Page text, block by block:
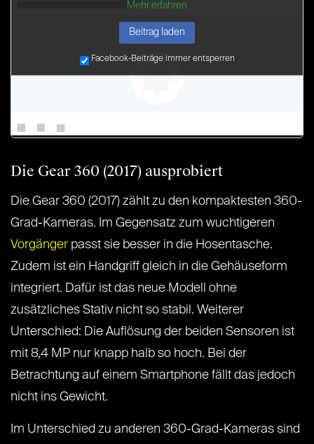
Mehr erfahren
Beitrag laden
Facebook-Beiträge immer entsperren
Die Gear 360 (2017) ausprobiert
Die Gear 360 (2017) zählt zu den kompaktesten 360-
Grad-Kameras. Im Gegensatz zum wuchtigeren
Vorgänger passt sie besser in die Hosentasche.
Zudem ist ein Handgriff gleich in die Gehäuseform
integriert. Dafür ist das neue Modell ohne
zusätzliches Stativ nicht so stabil. Weiterer
Unterschied: Die Auflösung der beiden Sensoren ist
mit 8,4 MP nur knapp halb so hoch. Bei der
Betrachtung auf einem Smartphone fällt das jedoch
nicht ins Gewicht.
Im Unterschied zu anderen 360-Grad-Kameras sind